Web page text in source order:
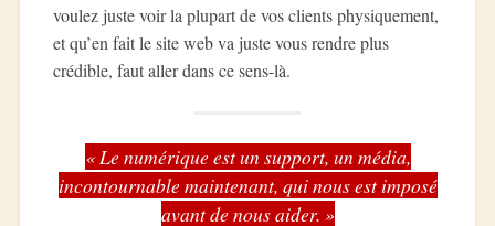
voulez juste voir la plupart de vos clients physiquement,
et qu’en fait le site web va juste vous rendre plus
crédible, faut aller dans ce sens-là.
« Le numérique est un support, un média,
incontournable maintenant, qui nous est imposé
avant de nous aider. »